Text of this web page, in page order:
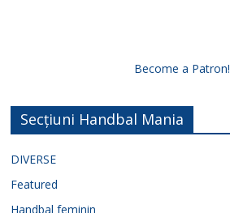
Become a Patron!
Secțiuni Handbal Mania
DIVERSE
Featured
Handbal feminin